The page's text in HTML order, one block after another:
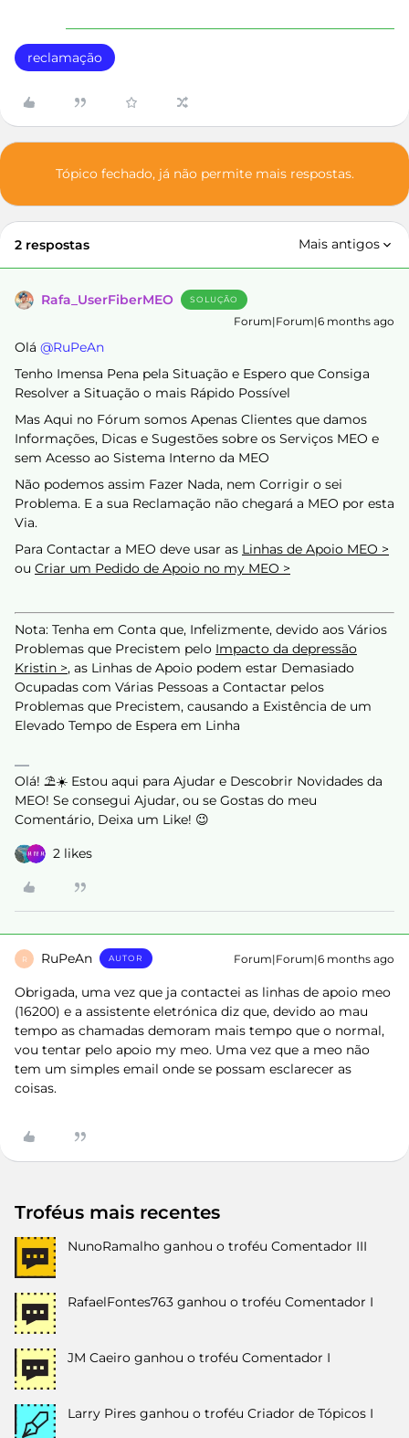
reclamação
Tópico fechado, já não permite mais respostas.
2 respostas Mais antigos
Rafa_UserFiberMEO SOLUÇÃO
Forum|Forum|6 months ago
Olá ​ @RuPeAn
Tenho Imensa Pena pela Situação e Espero que Consiga
Resolver a Situação o mais Rápido Possível
Mas Aqui no Fórum somos Apenas Clientes que damos
Informações, Dicas e Sugestões sobre os Serviços MEO e
sem Acesso ao Sistema Interno da MEO
Não podemos assim Fazer Nada, nem Corrigir o sei
Problema. E a sua Reclamação não chegará a MEO por esta
Via.
Para Contactar a MEO deve usar as Linhas de Apoio MEO >
ou Criar um Pedido de Apoio no my MEO >
Nota: Tenha em Conta que, Infelizmente, devido aos Vários
Problemas que Precistem pelo Impacto da depressão
Kristin >, as Linhas de Apoio podem estar Demasiado
Ocupadas com Várias Pessoas a Contactar pelos
Problemas que Precistem, causando a Existência de um
Elevado Tempo de Espera em Linha
Olá! ⛱️☀️ Estou aqui para Ajudar e Descobrir Novidades da
MEO! Se consegui Ajudar, ou se Gostas do meu
Comentário, Deixa um Like! 😉
2 likes
R RuPeAn AUTOR Forum|Forum|6 months ago
Obrigada, uma vez que ja contactei as linhas de apoio meo
(16200) e a assistente eletrónica diz que, devido ao mau
tempo as chamadas demoram mais tempo que o normal,
vou tentar pelo apoio my meo. Uma vez que a meo não
tem um simples email onde se possam esclarecer as
coisas.
Troféus mais recentes
NunoRamalho ganhou o troféu Comentador III
RafaelFontes763 ganhou o troféu Comentador I
JM Caeiro ganhou o troféu Comentador I
Larry Pires ganhou o troféu Criador de Tópicos I